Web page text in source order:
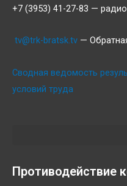
+7 (3953) 41-27-83 — радио
tv@trk-bratsk.tv —
Сводная ведомость
условий труда
Противодействие